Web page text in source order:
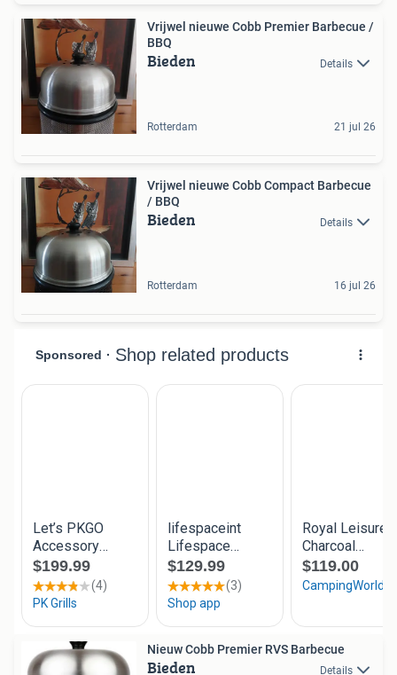
Vrijwel nieuwe Cobb Premier Barbecue /
BBQ
Bieden Details
Rotterdam 21 jul 26
Vrijwel nieuwe Cobb Compact Barbecue
/ BBQ
Bieden Details
Rotterdam 16 jul 26
Nieuw Cobb Premier RVS Barbecue
Bieden Details